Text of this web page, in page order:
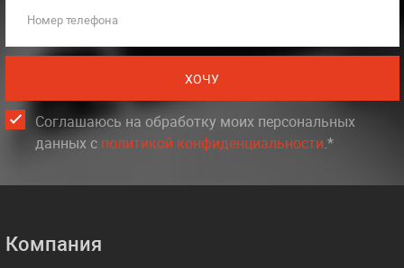
Номер телефона
ХОЧУ
Соглашаюсь на обработку моих персональных
данных c политикой конфиденциальности.*
Компания